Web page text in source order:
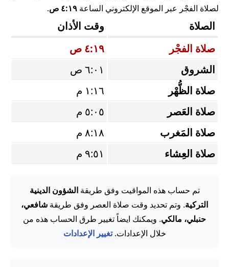
لصلاة الفجْر عبر الموقع الإلكتروني الساعة ٤:١٩ ص .
الصلاة
وقت الأذان
صلاة الفجْر
٤:١٩ ص
الشروق
٦:٠١ ص
صلاة الظُّهْر
١:١٦ م
صلاة العَصر
٥:٠٥ م
صلاة المَغرب
٨:١٨ م
صلاة العِشاء
٩:٥١ م
تم حساب هذه المواقيت وفق طريقةالشؤون الدينية
التركية. وتم تحديد وقت صلاة العصر وفق طريقة شافعي،
حنبلي، مالكي. ويمكنك ايضاً تغيير طرق الحساب هذه من
خلال الإعدادات.تغيير الإعدادات